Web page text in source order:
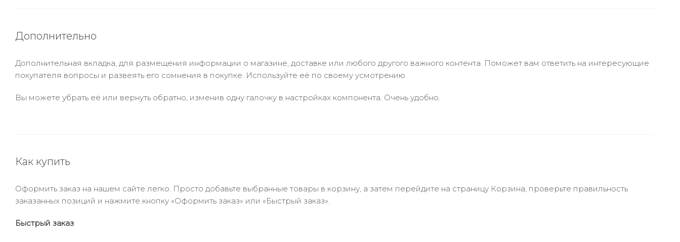
Дополнительно
Дополнительная вкладка, для размещения информации о магазине, доставке или любого другого важного контента. Поможет вам ответить на интересующие
покупателя вопросы и развеять его сомнения в покупке. Используйте её по своему усмотрению.
Вы можете убрать её или вернуть обратно, изменив одну галочку в настройках компонента. Очень удобно.
Как купить
Оформить заказ на нашем сайте легко. Просто добавьте выбранные товары в корзину, а затем перейдите на страницу Корзина, проверьте правильность
заказанных позиций и нажмите кнопку «Оформить заказ» или «Быстрый заказ».
Быстрый заказ